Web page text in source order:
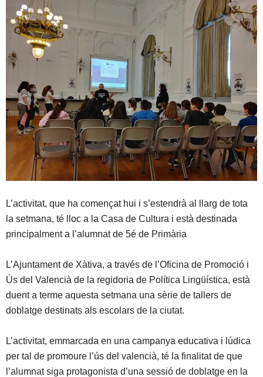
L’activitat, que ha començat hui i s’estendrà al llarg de tota
la setmana, té lloc a la Casa de Cultura i està destinada
principalment a l’alumnat de 5é de Primària
L’Ajuntament de Xàtiva, a través de l’Oficina de Promoció i
Ús del Valencià de la regidoria de Política Lingüística, està
duent a terme aquesta setmana una sèrie de tallers de
doblatge destinats als escolars de la ciutat.
L’activitat, emmarcada en una campanya educativa i lúdica
per tal de promoure l’ús del valencià, té la finalitat de que
l’alumnat siga protagonista d’una sessió de doblatge en la